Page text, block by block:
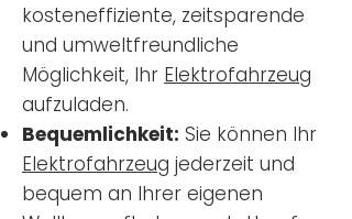
kosteneffiziente, zeitsparende
und umweltfreundliche
Möglichkeit, Ihr Elektrofahrzeug
aufzuladen.
Bequemlichkeit: Sie können Ihr
Elektrofahrzeug jederzeit und
bequem an Ihrer eigenen